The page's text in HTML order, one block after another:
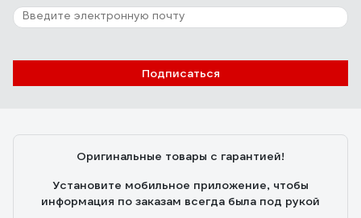
Подписаться
Оригинальные товары с гарантией!
Установите мобильное приложение, чтобы
информация по заказам всегда была под рукой